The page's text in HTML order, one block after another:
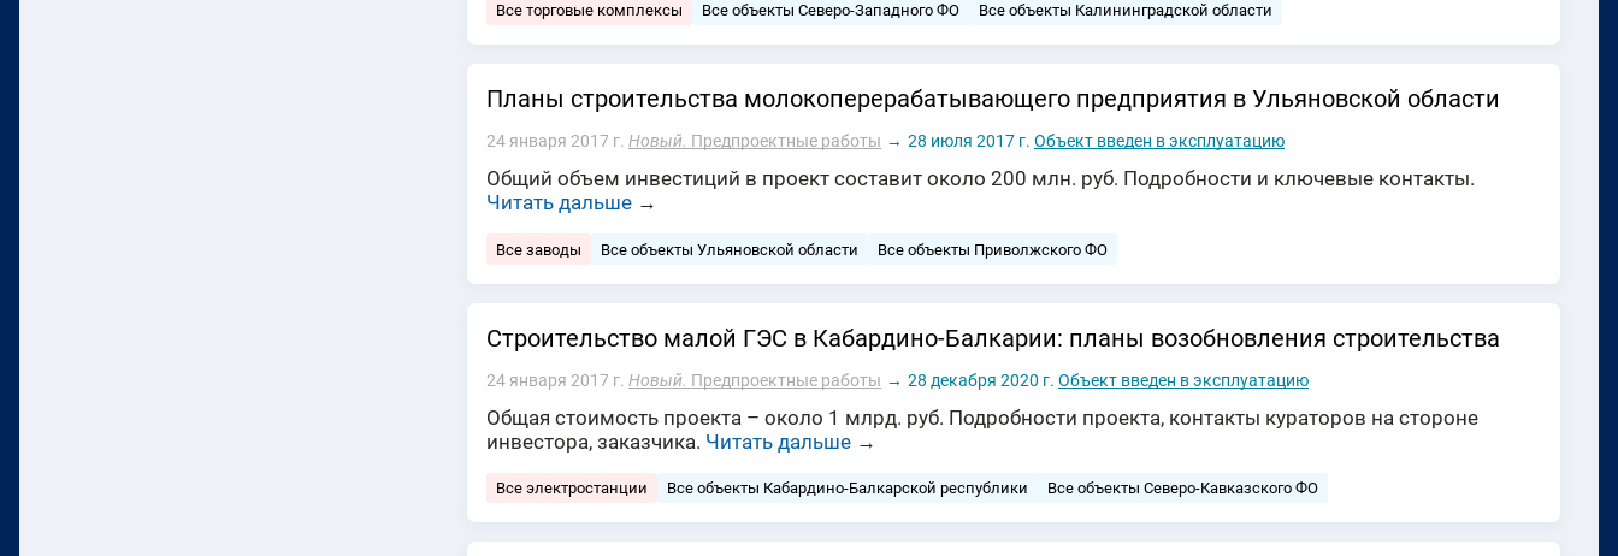
Все торговые комплексы Все объекты Северо-Западного ФО Все объекты Калининградской области
Планы строительства молокоперерабатывающего предприятия в Ульяновской области
24 января 2017 г. Новый. Предпроектные работы → 28 июля 2017 г. Объект введен в эксплуатацию
Общий объем инвестиций в проект составит около 200 млн. руб. Подробности и ключевые контакты.
Читать дальше →
Все заводы Все объекты Ульяновской области Все объекты Приволжского ФО
Строительство малой ГЭС в Кабардино-Балкарии: планы возобновления строительства
24 января 2017 г. Новый. Предпроектные работы → 28 декабря 2020 г. Объект введен в эксплуатацию
Общая стоимость проекта – около 1 млрд. руб. Подробности проекта, контакты кураторов на стороне
инвестора, заказчика. Читать дальше →
Все электростанции Все объекты Кабардино-Балкарской республики Все объекты Северо-Кавказского ФО